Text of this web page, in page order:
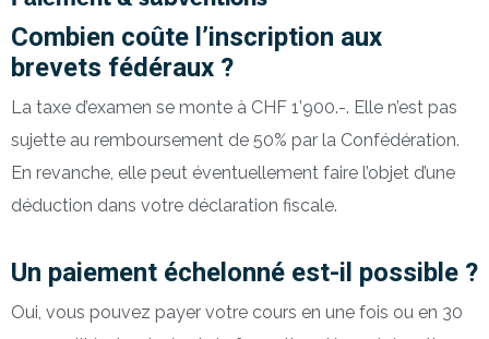
Combien coûte l’inscription aux
brevets fédéraux ?
La taxe d’examen se monte à CHF 1’900.-. Elle n’est pas
sujette au remboursement de 50% par la Confédération.
En revanche, elle peut éventuellement faire l’objet d’une
déduction dans votre déclaration fiscale.
Un paiement échelonné est-il possible ?
Oui, vous pouvez payer votre cours en une fois ou en 30